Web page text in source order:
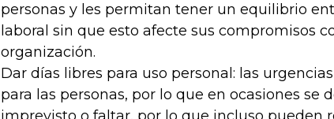
personas y les permitan tener un equilibrio
laboral sin que esto afecte sus compromisos
organización.
Dar días libres para uso personal: las
para las personas, por lo que en ocasiones se